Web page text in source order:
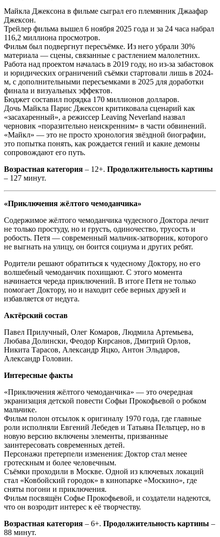
Майкла Джексона в фильме сыграл его племянник Джаафар
Джексон.
Трейлер фильма вышел 6 ноября 2025 года и за 24 часа набрал
116,2 миллиона просмотров.
Фильм был подвергнут пересъёмке. Из него убрали 30%
материала — сцены, связанные с растлением малолетних.
Работа над проектом началась в 2019 году, но из-за забастовок
и юридических ограничений съёмки стартовали лишь в 2024-
м, с дополнительными пересъемками в 2025 для доработки
финала и визуальных эффектов.
Бюджет составил порядка 170 миллионов долларов.
Дочь Майкла Парис Джексон критиковала сценарий как
«засахаренный», а режиссер Leaving Neverland назвал
черновик «поразительно неискренним» в части обвинений.
«Майкл» — это не просто хронология звёздной биографии,
это попытка понять, как рождается гений и какие демоны
сопровождают его путь.
Возрастная категория – 12+. Продолжительность картины
– 127 минут.
«Приключения жёлтого чемоданчика»
Содержимое жёлтого чемоданчика чудесного Доктора лечит
не только простуду, но и грусть, одиночество, трусость и
робость. Петя — современный мальчик-затворник, которого
не выгнать на улицу, он боится социума и других ребят.
Родители решают обратиться к чудесному Доктору, но его
волшебный чемоданчик похищают. С этого момента
начинается череда приключений. В итоге Петя не только
помогает Доктору, но и находит себе верных друзей и
избавляется от недуга.
Актёрский состав
Павел Прилучный, Олег Комаров, Людмила Артемьева,
Любава Долински, Феодор Кирсанов, Дмитрий Орлов,
Никита Тарасов, Александр Яцко, Антон Эльдаров,
Александр Головин.
Интересные факты
«Приключения жёлтого чемоданчика» — это очередная
экранизация детской повести Софьи Прокофьевой о робком
мальчике.
Фильм полон отсылок к оригиналу 1970 года, где главные
роли исполняли Евгений Лебедев и Татьяна Пельтцер, но в
новую версию включены элементы, призванные
заинтересовать современных детей.
Персонажи претерпели изменения: Доктор стал менее
гротескным и более человечным.
Съёмки проходили в Москве. Одной из ключевых локаций
стал «Ковбойский городок» в кинопарке «Москино», где
сняты погони и приключения.
Фильм посвящён Софье Прокофьевой, и создатели надеются,
что он возродит интерес к её творчеству.
Возрастная категория – 6+. Продолжительность картины –
88 минут.